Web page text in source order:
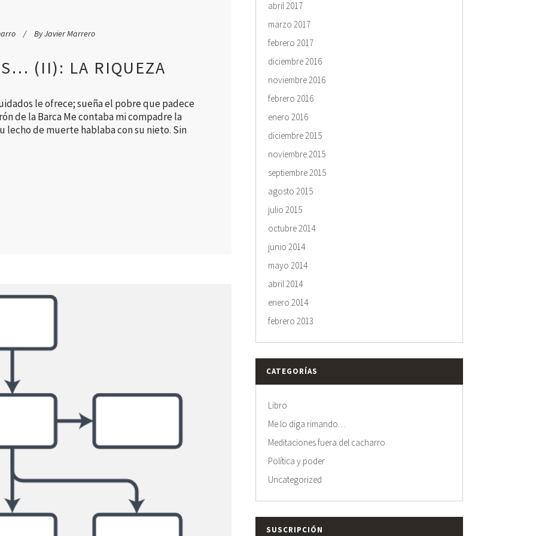
ByJavier Marrero
(II): LA RIQUEZA
le ofrece; sueña el pobre que padece
de la Barca Me contaba mi compadre la
de muerte hablaba con su nieto. Sin
abril 2017
marzo 2017
febrero 2017
diciembre 2016
noviembre 2016
febrero 2016
enero 2016
diciembre 2015
noviembre 2015
septiembre 2015
agosto 2015
julio 2015
octubre 2014
junio 2014
mayo 2014
abril 2014
enero 2014
febrero 2013
CATEGORÍAS
Libro
Me lo diga rimando…
Meditaciones fuera del cacharro
Política y poder
Uncategorized
SUSCRIPCIÓN